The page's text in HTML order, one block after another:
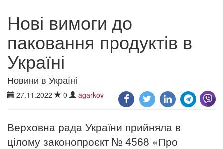
Нові вимоги до
паковання продуктів в
Україні
Новини в Україні
27.11.2022 0 agarkov
Верховна рада України прийняла в
цілому законопроєкт № 4568 «Про